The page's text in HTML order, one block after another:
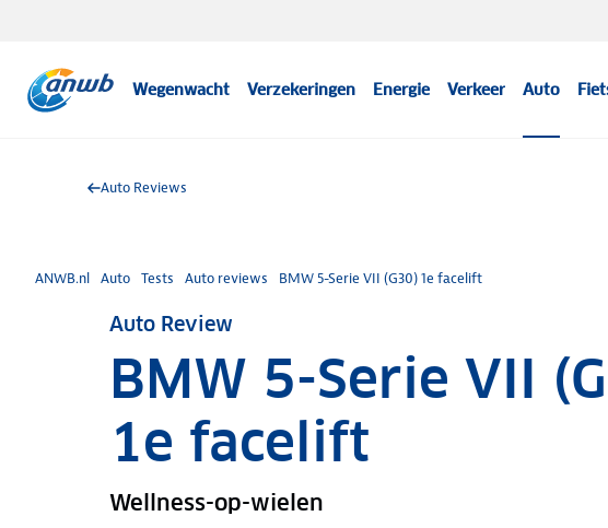
Wegenwacht Verzekeringen Energie Verkeer Auto
Auto Reviews
ANWB.nl Auto Tests Auto reviews BMW 5-Serie VII (G30) 1e facelift
Auto Review
BMW 5-Serie VII
1e facelift
Wellness-op-wielen